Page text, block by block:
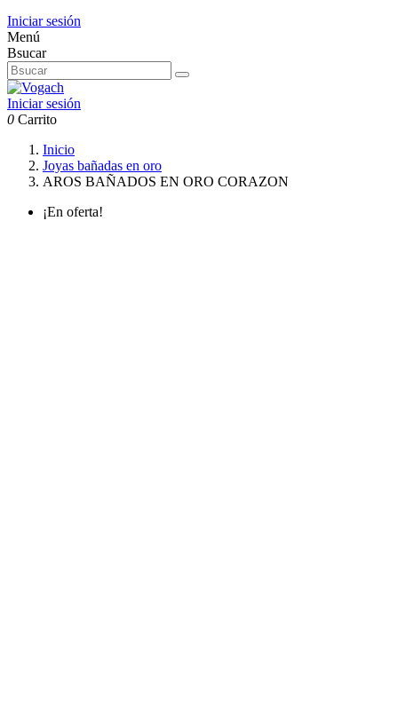
Iniciar sesión
Menú
Bsucar
Iniciar sesión
0 Carrito
Inicio
Joyas bañadas en oro
AROS BAÑADOS EN ORO CORAZON
¡En oferta!